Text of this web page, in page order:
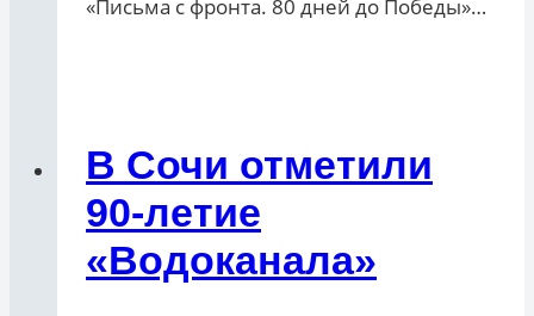
«Письма с фронта. 80 дней до Победы»…
В Сочи отметили
90-летие
«Водоканала»